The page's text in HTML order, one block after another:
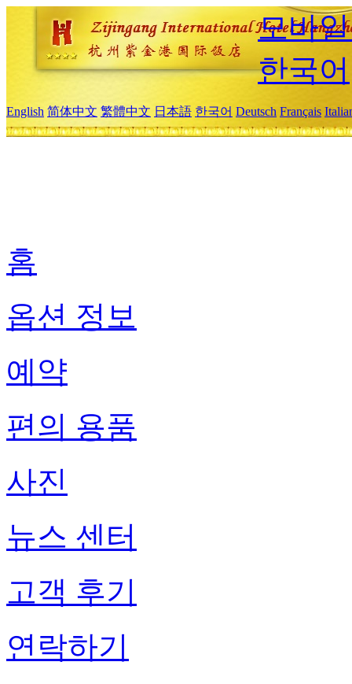
모바
한국어
English 简体中文 繁體中文 日本語 한국어 Deutsch Français
홈
옵션 정보
예약
편의 용품
사진
뉴스 센터
고객 후기
연락하기